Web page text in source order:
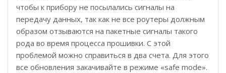
чтобы к прибору не посылались сигналы на
передачу данных, так как не все роутеры должным
образом отзываются на пакетные сигналы такого
рода во время процесса прошивки. С этой
проблемой можно справиться в два счета. Для этого
все обновления закачивайте в режиме «safe mode».